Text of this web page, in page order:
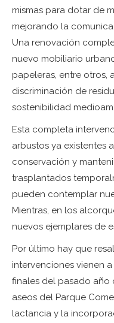
mismas para dotar de
mejorando la
Una renovación
nuevo mobiliario
papeleras, entre otros,
discriminación de
sostenibilidad
Esta completa
arbustos ya existentes
conservación y
trasplantados
pueden contemplar
Mientras, en los
nuevos ejemplares de
Por último hay que
intervenciones vienen
finales del pasado año
aseos del Parque
lactancia y la